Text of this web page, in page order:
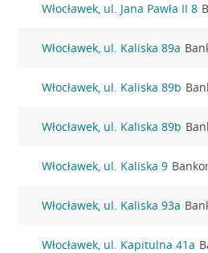
Włocławek, ul. Jana Pawła II 8
Włocławek, ul. Kaliska 89a
Włocławek, ul. Kaliska 89b
Włocławek, ul. Kaliska 89b
Włocławek, ul. Kaliska 9
Włocławek, ul. Kaliska 93a
Włocławek, ul. Kapitulna 41a